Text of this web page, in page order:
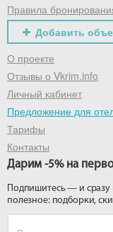
Правила
Добавить
О проекте
Отзывы о Vkrim.info
Личный кабинет
Предложение для
Тарифы
Контакты
Дарим -5% на
Подпишитесь — и сразу
полезное: подборки,